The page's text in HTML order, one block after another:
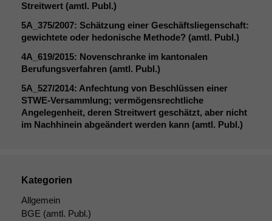
Streitwert (amtl. Publ.)
5A_375/2007: Schätzung einer Geschäftsliegenschaft:
gewichtete oder hedonische Methode? (amtl. Publ.)
4A_619/2015: Novenschranke im kantonalen
Berufungsverfahren (amtl. Publ.)
5A_527/2014: Anfechtung von Beschlüssen einer
STWE-Versammlung; vermögensrechtliche
Angelegenheit, deren Streitwert geschätzt, aber nicht
im Nachhinein abgeändert werden kann (amtl. Publ.)
Kategorien
Allgemein
BGE (amtl. Publ.)